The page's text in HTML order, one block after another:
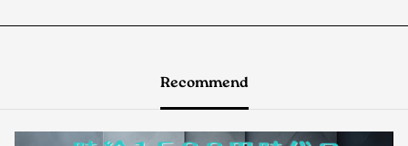
Recommend